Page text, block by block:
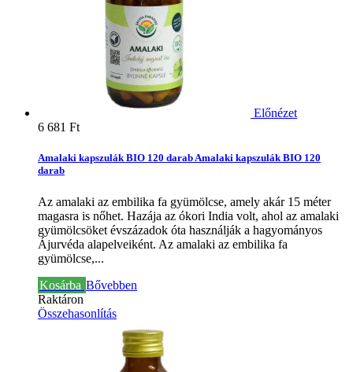
Előnézet
6 681 Ft‎
Amalaki kapszulák BIO 120 darabAmalaki kapszulák BIO 120
darab
Az amalaki az embilika fa gyümölcse, amely akár 15 méter
magasra is nőhet. Hazája az ókori India volt, ahol az amalaki
gyümölcsöket évszázadok óta használják a hagyományos
Ájurvéda alapelveiként. Az amalaki az embilika fa
gyümölcse,...
Kosárba Bővebben
Raktáron
Összehasonlítás